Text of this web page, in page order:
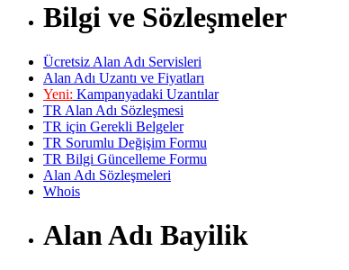
Bilgi ve Sözleşmeler
Ücretsiz Alan Adı Servisleri
Alan Adı Uzantı ve Fiyatları
Yeni: Kampanyadaki Uzantılar
TR Alan Adı Sözleşmesi
TR için Gerekli Belgeler
TR Sorumlu Değişim Formu
TR Bilgi Güncelleme Formu
Alan Adı Sözleşmeleri
Whois
Alan Adı Bayilik